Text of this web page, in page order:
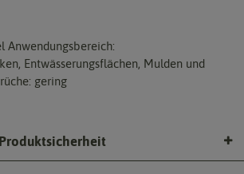
Anwendungsbereich:
Entwässerungsflächen, Mulden und
gering